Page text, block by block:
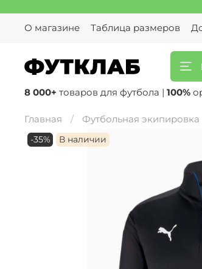
О магазине
Таблица размеров
8 000+ товаров для футбола | 100%
Главная Футбольная
-35% В наличии